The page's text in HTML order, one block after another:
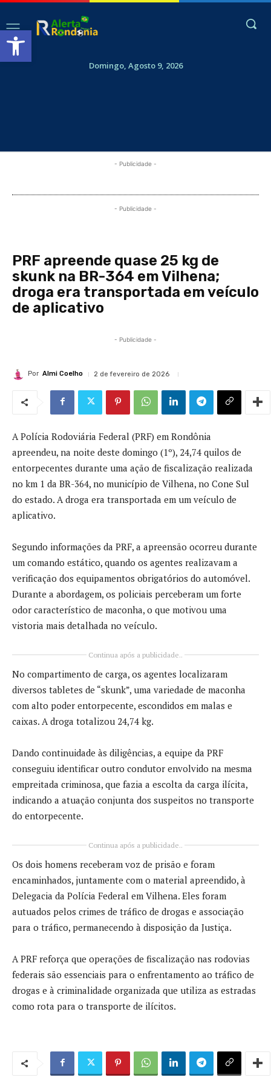
Abrir a barra de ferramentas
Domingo, Agosto 9, 2026
- Publicidade -
- Publicidade -
PRF apreende quase 25 kg de
skunk na BR-364 em Vilhena;
droga era transportada em veículo
de aplicativo
- Publicidade -
Por Almi Coelho 2 de fevereiro de 2026
A Polícia Rodoviária Federal (PRF) em Rondônia
apreendeu, na noite deste domingo (1º), 24,74 quilos de
entorpecentes durante uma ação de fiscalização realizada
no km 1 da BR-364, no município de Vilhena, no Cone Sul
do estado. A droga era transportada em um veículo de
aplicativo.
Segundo informações da PRF, a apreensão ocorreu durante
um comando estático, quando os agentes realizavam a
verificação dos equipamentos obrigatórios do automóvel.
Durante a abordagem, os policiais perceberam um forte
odor característico de maconha, o que motivou uma
vistoria mais detalhada no veículo.
Continua após a publicidade..
No compartimento de carga, os agentes localizaram
diversos tabletes de “skunk”, uma variedade de maconha
com alto poder entorpecente, escondidos em malas e
caixas. A droga totalizou 24,74 kg.
Dando continuidade às diligências, a equipe da PRF
conseguiu identificar outro condutor envolvido na mesma
empreitada criminosa, que fazia a escolta da carga ilícita,
indicando a atuação conjunta dos suspeitos no transporte
do entorpecente.
Continua após a publicidade..
Os dois homens receberam voz de prisão e foram
encaminhados, juntamente com o material apreendido, à
Delegacia da Polícia Federal em Vilhena. Eles foram
autuados pelos crimes de tráfico de drogas e associação
para o tráfico, permanecendo à disposição da Justiça.
A PRF reforça que operações de fiscalização nas rodovias
federais são essenciais para o enfrentamento ao tráfico de
drogas e à criminalidade organizada que utiliza as estradas
como rota para o transporte de ilícitos.